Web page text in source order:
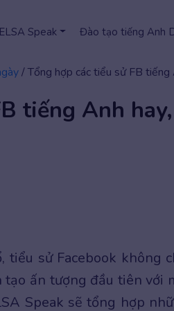
Speak Đào tạo tiếng Anh
/Tổng hợp các tiểu sử FB tiếng
tiếng Anh
tiểu sử Facebook không
ấn tượng đầu tiên với
Speak sẽ tổng hợp